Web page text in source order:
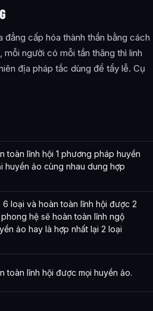
cấp hóa thành thần bằng cách
người có mỗi tần thăng thì linh
địa pháp tắc dùng để tẩy lễ. Cụ
toàn lĩnh hội 1 phương pháp huyền
huyền ảo cùng nhau dung hợp
loại và hoàn toàn lĩnh hội được 2
hệ sẽ hoàn toàn lĩnh ngộ
ảo hay là hợp nhất lại 2 loại
toàn lĩnh hội được mọi huyền ảo.